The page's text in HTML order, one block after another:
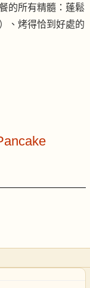
的所有精髓：蓬鬆
、烤得恰到好處的